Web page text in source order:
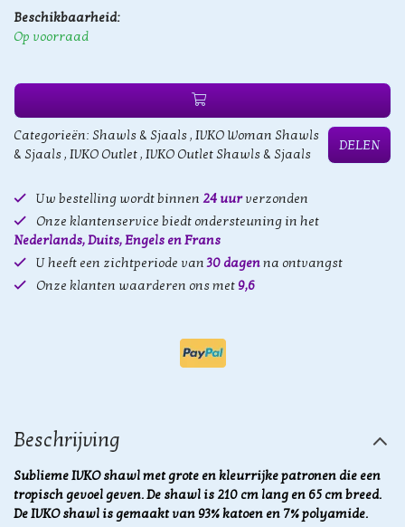
Beschikbaarheid:
Op voorraad
Categorieën: Shawls & Sjaals, IVKO Woman Shawls
& Sjaals, IVKO Outlet, IVKO Outlet Shawls & Sjaals
DELEN
Uw bestelling wordt binnen 24 uurverzonden
Onze klantenservice biedt ondersteuning in het
Nederlands, Duits, Engels en Frans
U heeft een zichtperiode van30 dagenna ontvangst
Onze klanten waarderen ons met 9,6
Beschrijving
Sublieme IVKO shawl met grote en kleurrijke patronen die een
tropisch gevoel geven. De shawl is 210 cm lang en 65 cm breed.
De IVKO shawl is gemaakt van 93% katoen en 7% polyamide.